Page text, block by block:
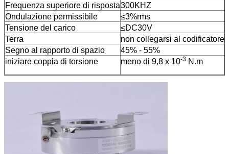
Frequenza superiore di risposta300KHZ
Ondulazione permissibile
≤3%rms
Tensione del carico
≤DC30V
Terra
non collegarsi al codificatore
Segno al rapporto di spazio
45% - 55%
iniziare coppia di torsione
meno di 9,8 x 10-3 N.m